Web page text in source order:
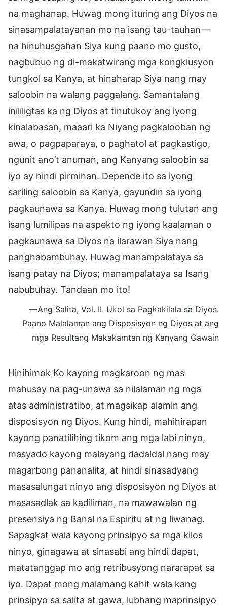
na maghanap. Huwag mong ituring ang Diyos na
sinasampalatayanan mo na isang tau-tauhan—
na hinuhusgahan Siya kung paano mo gusto,
nagbubuo ng di-makatwirang mga kongklusyon
tungkol sa Kanya, at hinaharap Siya nang may
saloobin na walang paggalang. Samantalang
inililigtas ka ng Diyos at tinutukoy ang iyong
kinalabasan, maaari ka Niyang pagkalooban ng
awa, o pagpaparaya, o paghatol at pagkastigo,
ngunit ano’t anuman, ang Kanyang saloobin sa
iyo ay hindi pirmihan. Depende ito sa iyong
sariling saloobin sa Kanya, gayundin sa iyong
pagkaunawa sa Kanya. Huwag mong tulutan ang
isang lumilipas na aspekto ng iyong kaalaman o
pagkaunawa sa Diyos na ilarawan Siya nang
panghabambuhay. Huwag manampalataya sa
isang patay na Diyos; manampalataya sa Isang
nabubuhay. Tandaan mo ito!
—Ang Salita, Vol. II. Ukol sa Pagkakilala sa Diyos.
Paano Malalaman ang Disposisyon ng Diyos at ang
mga Resultang Makakamtan ng Kanyang Gawain
Hinihimok Ko kayong magkaroon ng mas
mahusay na pag-unawa sa nilalaman ng mga
atas administratibo, at magsikap alamin ang
disposisyon ng Diyos. Kung hindi, mahihirapan
kayong panatilihing tikom ang mga labi ninyo,
masyado kayong malayang dadaldal nang may
magarbong pananalita, at hindi sinasadyang
masasalungat ninyo ang disposisyon ng Diyos at
masasadlak sa kadiliman, na mawawalan ng
presensiya ng Banal na Espiritu at ng liwanag.
Sapagkat wala kayong prinsipyo sa mga kilos
ninyo, ginagawa at sinasabi ang hindi dapat,
matatanggap mo ang retribusyong nararapat sa
iyo. Dapat mong malamang kahit wala kang
prinsipyo sa salita at gawa, lubhang maprinsipyo